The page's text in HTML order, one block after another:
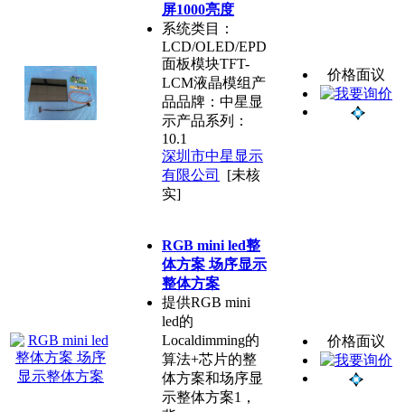
屏1000亮度
系统类目：
LCD/OLED/EPD
面板模块TFT-
LCM液晶模组产
品品牌：中星显
示产品系列：
10.1
深圳市中星显示
有限公司
[未核
实]
价格面议
RGB mini led整
体方案 场序显示
整体方案
提供RGB mini
led的
Localdimming的
算法+芯片的整
体方案和场序显
示整体方案1，
价格面议